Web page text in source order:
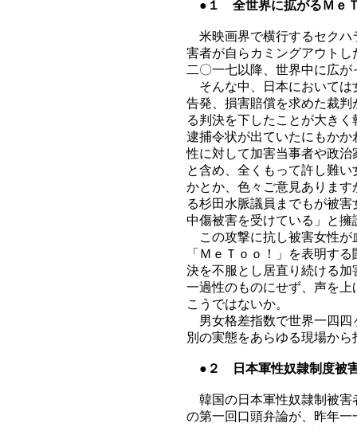
●１ 全世界に拡がるＭｅ
米映画界で横行するセクハ
害者が自らカミングアウト
二〇一七以降、世界中に広が
そんな中、日本においては
告発、損害賠償を求めた裁
る判決を下したことが大き
逮捕令状が出ていたにもか
性に対して加害当事者や政
と含め、全くもって許し難
かとか、色々ご意見ありま
る杉田水脈議員までもが被
中傷被害を受けている」と
この攻撃に抗し被害女性が
「ＭｅＴｏｏ！」を表明す
決を不服とし居直り続ける
一過性のものにせず、声を
こうではないか。
男女格差指数で世界一四四
別の実態をあらゆる現場か
●２ 日本軍性奴隷制度被
韓国の日本軍性奴隷制被害
の第一回口頭弁論が、昨年